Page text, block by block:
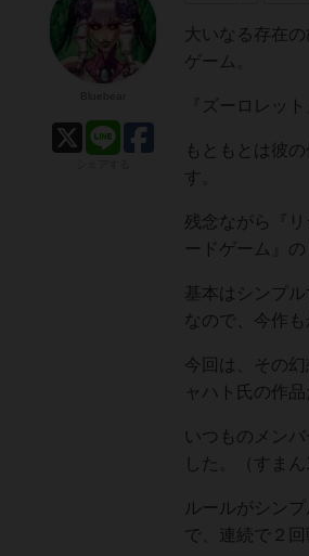
大いなる存在
ゲーム。
『ズーロレッ
もともとは彼
す。
残念ながら『
ードゲーム』
基本はシンプ
なので、今作
今回は、その
ャハト氏の作
いつものメン
した。（すま
ルールがシン
で、連続で２回